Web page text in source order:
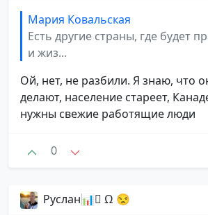
Мария Ковальская
Есть другие страны, где будет
и жиз...
Ой, нет, не разбили. Я знаю, что
делают, население стареет,
нужны свежие работящие люди
0
Руслан📊 Ω 😒